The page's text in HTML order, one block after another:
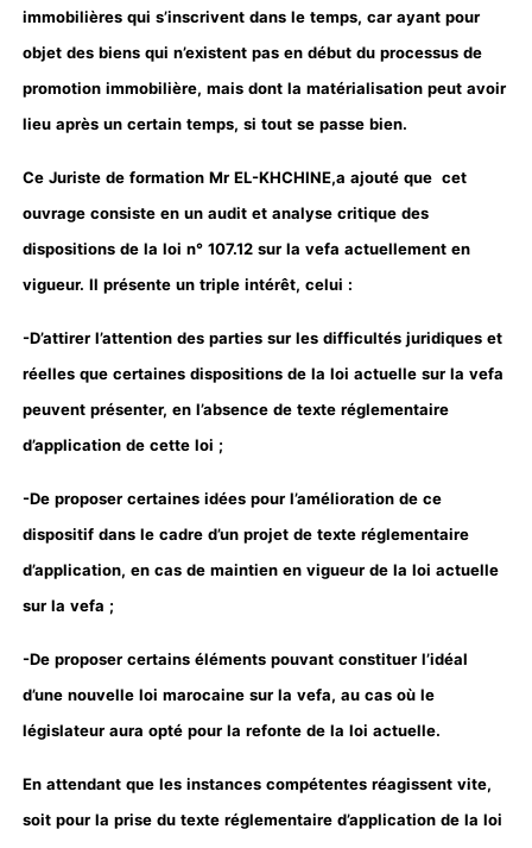
immobilières qui s’inscrivent dans le temps, car ayant pour
objet des biens qui n’existent pas en début du processus de
promotion immobilière, mais dont la matérialisation peut avoir
lieu après un certain temps, si tout se passe bien.
Ce Juriste de formation Mr EL-KHCHINE,a ajouté que cet
ouvrage consiste en un audit et analyse critique des
dispositions de la loi n° 107.12 sur la vefa actuellement en
vigueur. Il présente un triple intérêt, celui :
-D’attirer l’attention des parties sur les difficultés juridiques et
réelles que certaines dispositions de la loi actuelle sur la vefa
peuvent présenter, en l’absence de texte réglementaire
d’application de cette loi ;
-De proposer certaines idées pour l’amélioration de ce
dispositif dans le cadre d’un projet de texte réglementaire
d’application, en cas de maintien en vigueur de la loi actuelle
sur la vefa ;
-De proposer certains éléments pouvant constituer l’idéal
d’une nouvelle loi marocaine sur la vefa, au cas où le
législateur aura opté pour la refonte de la loi actuelle.
En attendant que les instances compétentes réagissent vite,
soit pour la prise du texte réglementaire d’application de la loi